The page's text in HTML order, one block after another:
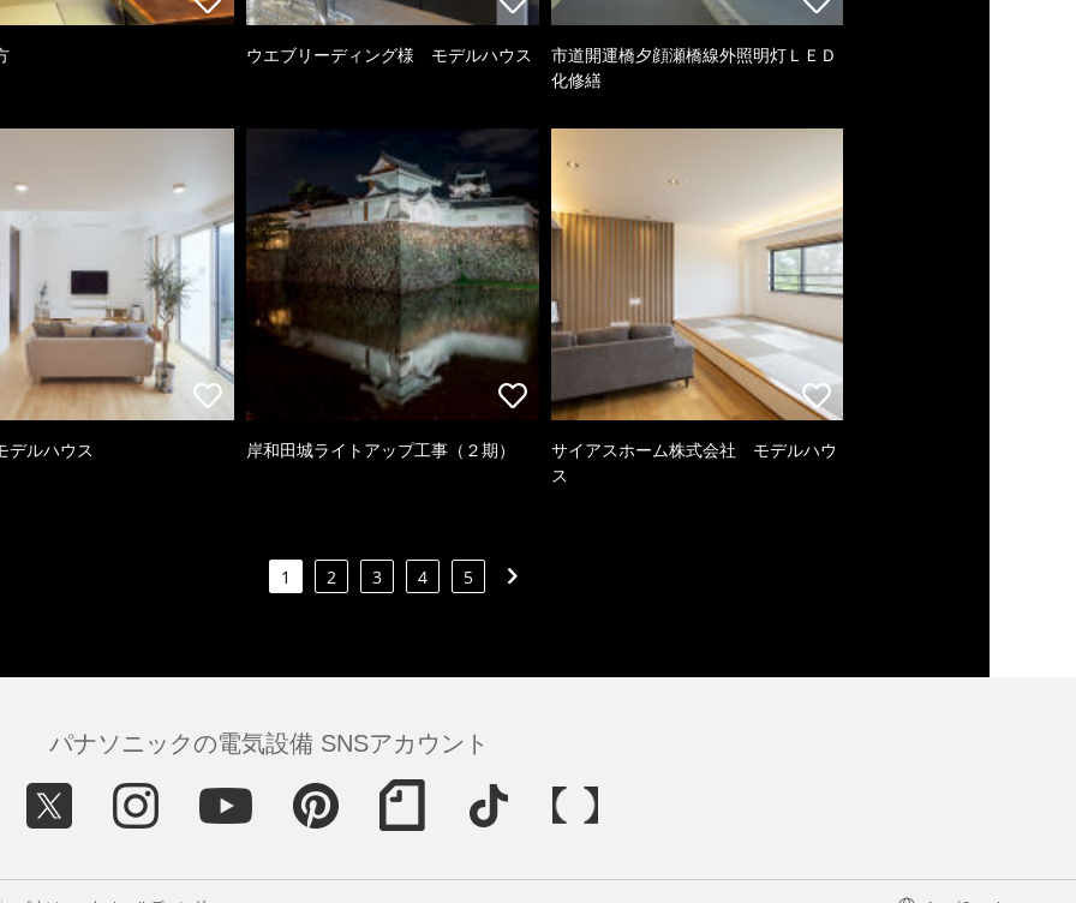
ウエブリーディング様 モデルハウス
市道開運橋夕顔瀬橋線外照明灯ＬＥＤ
化修繕
デルハウス 岸和田城ライトアップ工事（２期）
サイアスホーム株式会社 モデルハウ
ス
1 2 3 4 5
パナソニックの電気設備 SNSアカウント